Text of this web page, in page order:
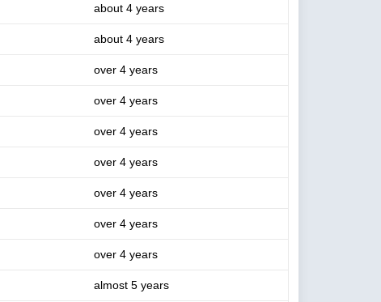
about 4 years
about 4 years
over 4 years
over 4 years
over 4 years
over 4 years
over 4 years
over 4 years
over 4 years
almost 5 years